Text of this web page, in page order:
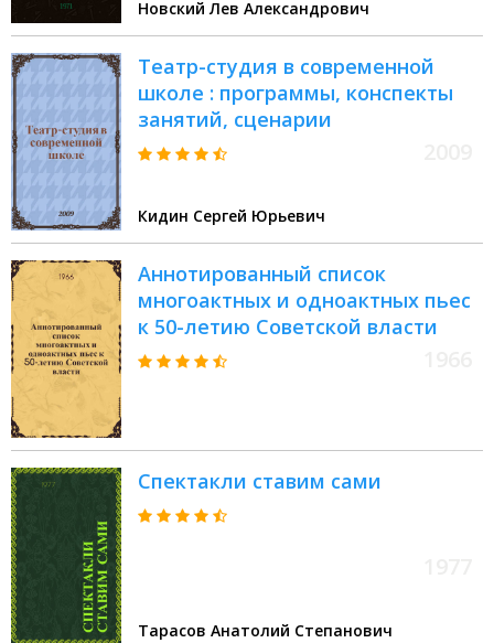
Новский Лев Александрович
Театр-студия в современной
школе : программы, конспекты
занятий, сценарии
Кидин Сергей Юрьевич
Аннотированный список
многоактных и одноактных пьес
к 50-летию Советской власти
Спектакли ставим сами
Тарасов Анатолий Степанович